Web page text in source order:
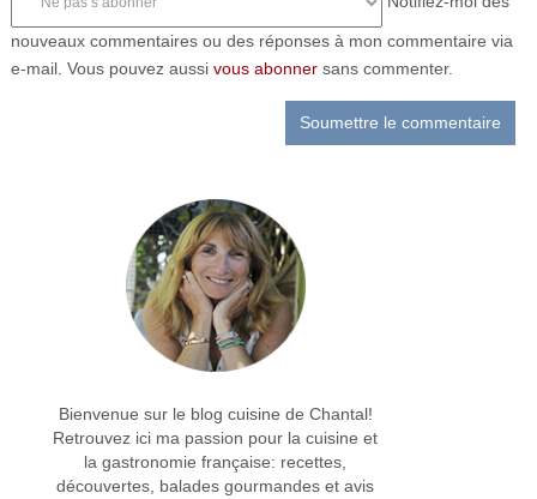
nouveaux commentaires ou des réponses à mon commentaire via
e-mail. Vous pouvez aussi vous abonnersans commenter.
Bienvenue sur le blog cuisine de Chantal!
Retrouvez ici ma passion pour la cuisine et
la gastronomie française: recettes,
découvertes, balades gourmandes et avis